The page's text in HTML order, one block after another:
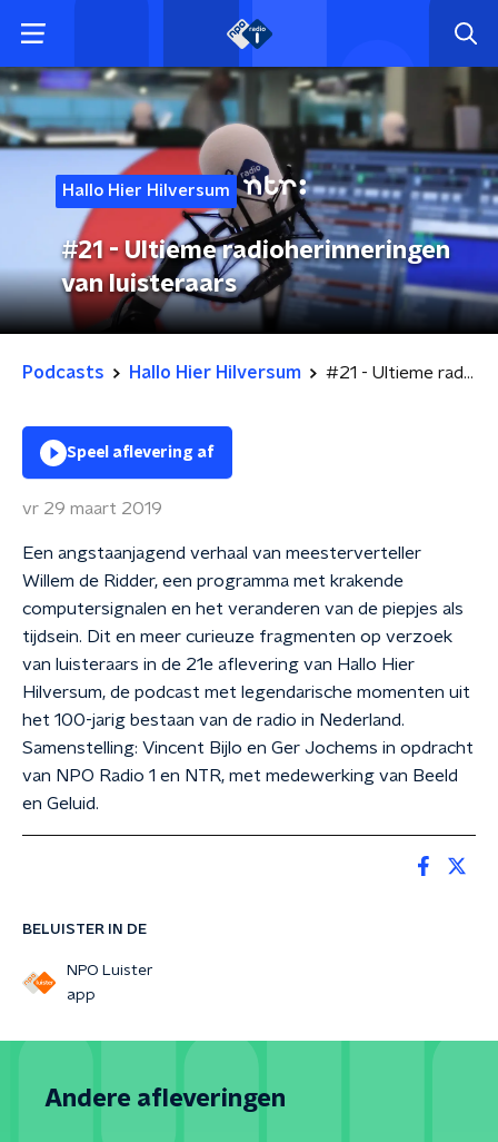
Hallo Hier Hilversum
#21 - Ultieme radioherinneringen
van luisteraars
Podcasts Hallo Hier Hilversum #21 - Ultieme radioherinneringen van luisteraars
BELUISTER IN DE
NPO Luister
app
Speel aflevering af
vr 29 maart 2019
Een angstaanjagend verhaal van meesterverteller
Willem de Ridder, een programma met krakende
computersignalen en het veranderen van de piepjes als
tijdsein. Dit en meer curieuze fragmenten op verzoek
van luisteraars in de 21e aflevering van Hallo Hier
Hilversum, de podcast met legendarische momenten uit
het 100-jarig bestaan van de radio in Nederland.
Samenstelling: Vincent Bijlo en Ger Jochems in opdracht
van NPO Radio 1 en NTR, met medewerking van Beeld
en Geluid.
Andere afleveringen